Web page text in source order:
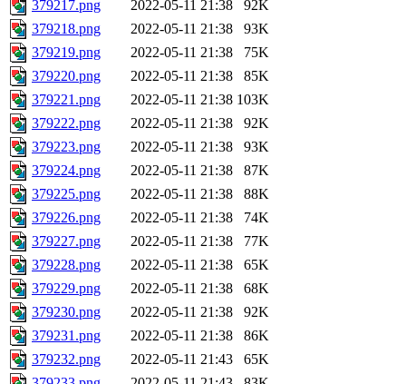
379217.png 2022-05-11 21:38
92K
379218.png
2022-05-11 21:38
93K
379219.png
2022-05-11 21:38
75K
379220.png
2022-05-11 21:38
85K
379221.png
2022-05-11 21:38 103K
379222.png
2022-05-11 21:38
92K
379223.png
2022-05-11 21:38
93K
379224.png
2022-05-11 21:38
87K
379225.png
2022-05-11 21:38
88K
379226.png
2022-05-11 21:38
74K
379227.png
2022-05-11 21:38
77K
379228.png
2022-05-11 21:38
65K
379229.png
2022-05-11 21:38
68K
379230.png
2022-05-11 21:38
92K
379231.png
2022-05-11 21:38
86K
379232.png
2022-05-11 21:43
65K